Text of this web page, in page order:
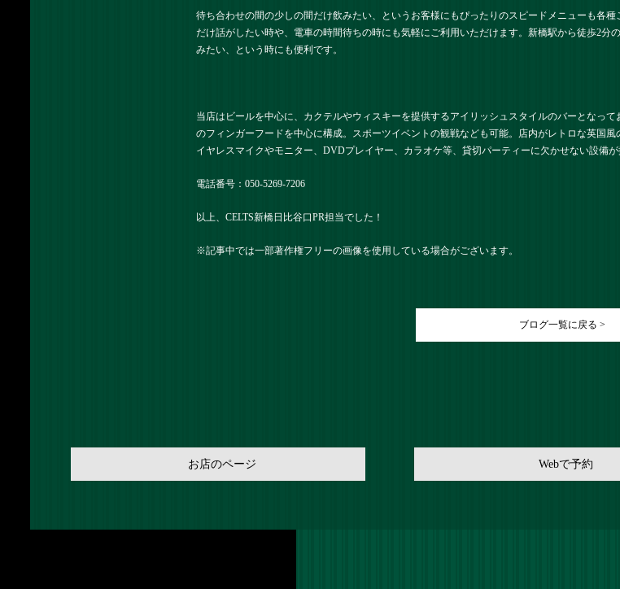
待ち合わせの間の少しの間だけ飲みたい、というお客様にもぴったりのスピードメニューも各
だけ話がしたい時や、電車の時間待ちの時にも気軽にご利用いただけます。新橋駅から徒歩2
みたい、という時にも便利です。
当店はビールを中心に、カクテルやウィスキーを提供するアイリッシュスタイルのバーとなっ
のフィンガーフードを中心に構成。スポーツイベントの観戦なども可能。店内がレトロな英国
イヤレスマイクやモニター、DVDプレイヤー、カラオケ等、貸切パーティーに欠かせない設備が
電話番号：050-5269-7206
以上、CELTS新橋日比谷口PR担当でした！
※記事中では一部著作権フリーの画像を使用している場合がございます。
ブログ一覧に戻る >
お店のページ Webで予約